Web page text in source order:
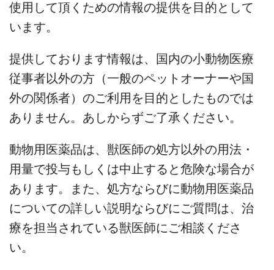
使用して頂くための情報の提供を目的として
います。
提供しております情報は、国内の小動物医療
従事者以外の方（一般のペットオーナーや国
外の関係者）のご利用を目的としたものでは
ありません。あしからずご了承ください。
動物用医薬品は、獣医師の処方以外の用法・
用量で投与もしくは中止すると危険な場合が
あります。また、処方ならびに動物用医薬品
についての詳しい説明ならびにご質問は、治
療を担当されている獣医師にご相談くださ
い。